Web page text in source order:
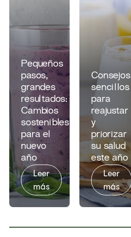
Pequeños
pasos,
grandes
resultados:
Cambios
sostenibles
para el
nuevo
año
Leer
más
Consejos
sencillos
para
reajustar
y
priorizar
su salud
este año
Leer
más